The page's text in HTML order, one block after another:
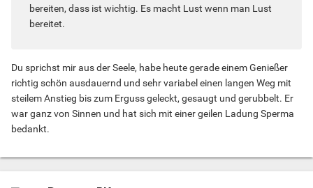
bereiten, dass ist wichtig. Es macht Lust wenn man Lust
bereitet.
Du sprichst mir aus der Seele, habe heute gerade einem Genießer
richtig schön ausdauernd und sehr variabel einen langen Weg mit
steilem Anstieg bis zum Erguss geleckt, gesaugt und gerubbelt. Er
war ganz von Sinnen und hat sich mit einer geilen Ladung Sperma
bedankt.